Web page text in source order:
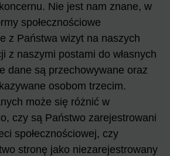
Nie jest nam znane, w
społecznościowe
z Państwa wizyt na naszych
z naszymi postami do własnych
dane są przechowywane oraz
osobom trzecim.
może się różnić w
czy są Państwo zarejestrowani
społecznościowej, czy
stronę jako niezarejestrowany